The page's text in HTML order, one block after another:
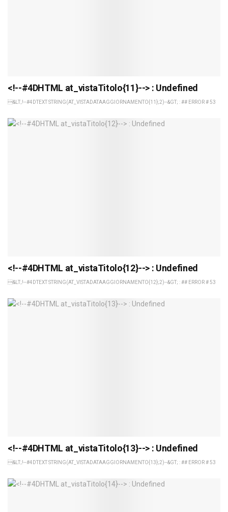
<!--#4DHTML at_vistaTitolo{11}--> : Undefined
&LT;!--#4DTEXT STRING(AT_VISTADATAAGGIORNAMENTO{11};2)--&GT; : ## ERROR # 53
<!--#4DHTML at_vistaTitolo{12}--> : Undefined
&LT;!--#4DTEXT STRING(AT_VISTADATAAGGIORNAMENTO{12};2)--&GT; : ## ERROR # 53
<!--#4DHTML at_vistaTitolo{13}--> : Undefined
&LT;!--#4DTEXT STRING(AT_VISTADATAAGGIORNAMENTO{13};2)--&GT; : ## ERROR # 53